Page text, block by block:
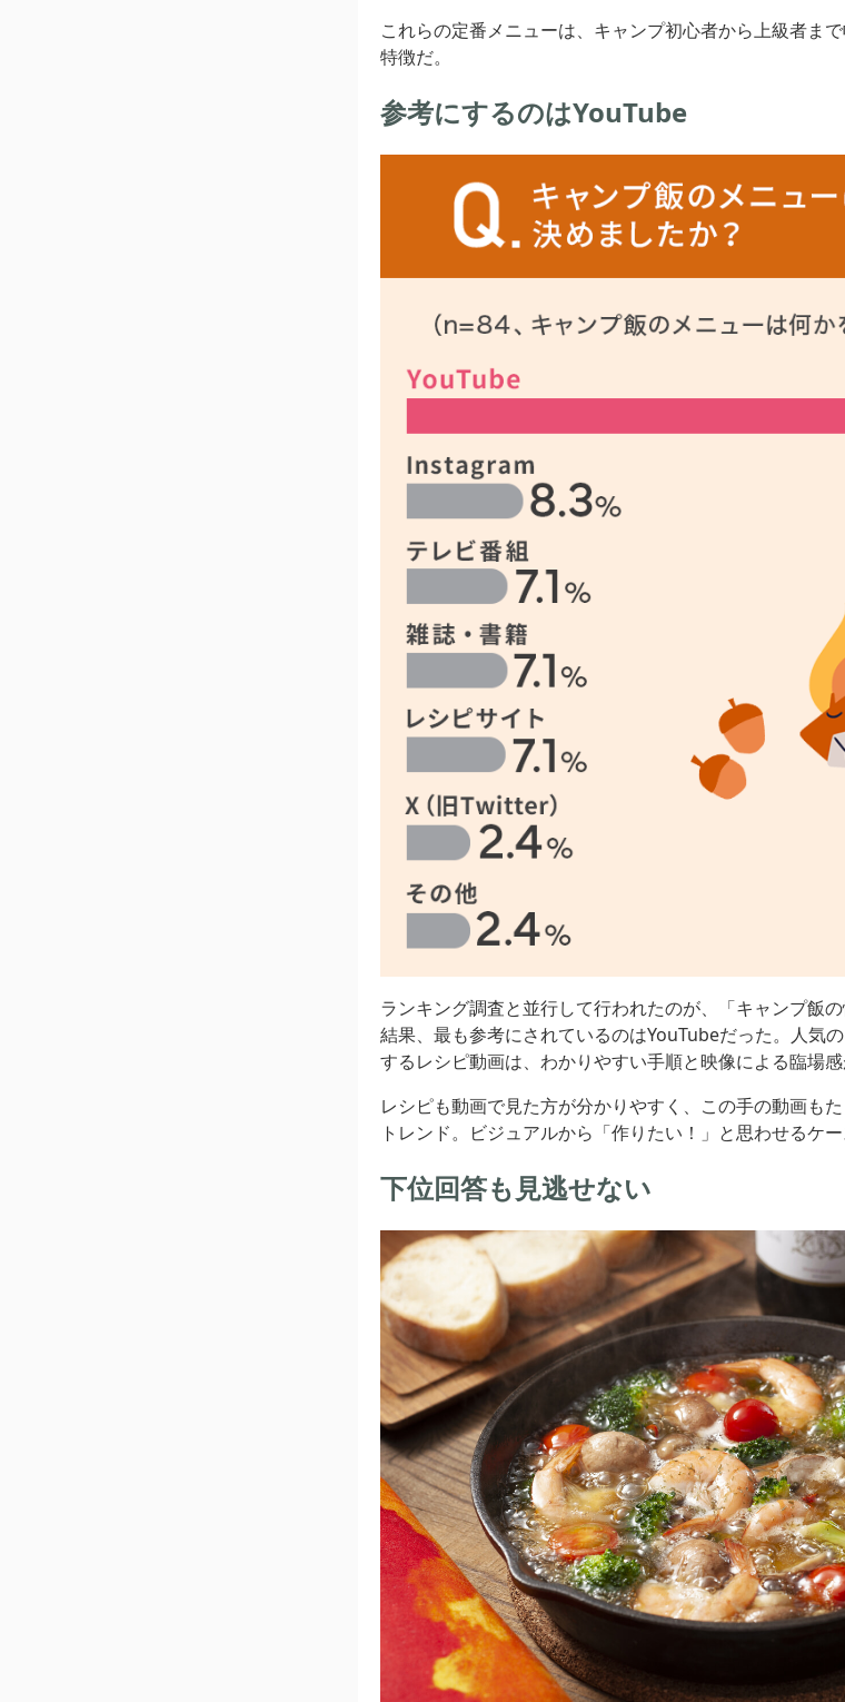
これらの定番メニューは、キャンプ初心者から上級者ま
特徴だ。
参考にするのはYouTube
ランキング調査と並行して行われたのが、「キャンプ飯
結果、最も参考にされているのはYouTubeだった。人気
するレシピ動画は、わかりやすい手順と映像による臨場感
レシピも動画で見た方が分かりやすく、この手の動画も
トレンド。ビジュアルから「作りたい！」と思わせるケー
下位回答も見逃せない